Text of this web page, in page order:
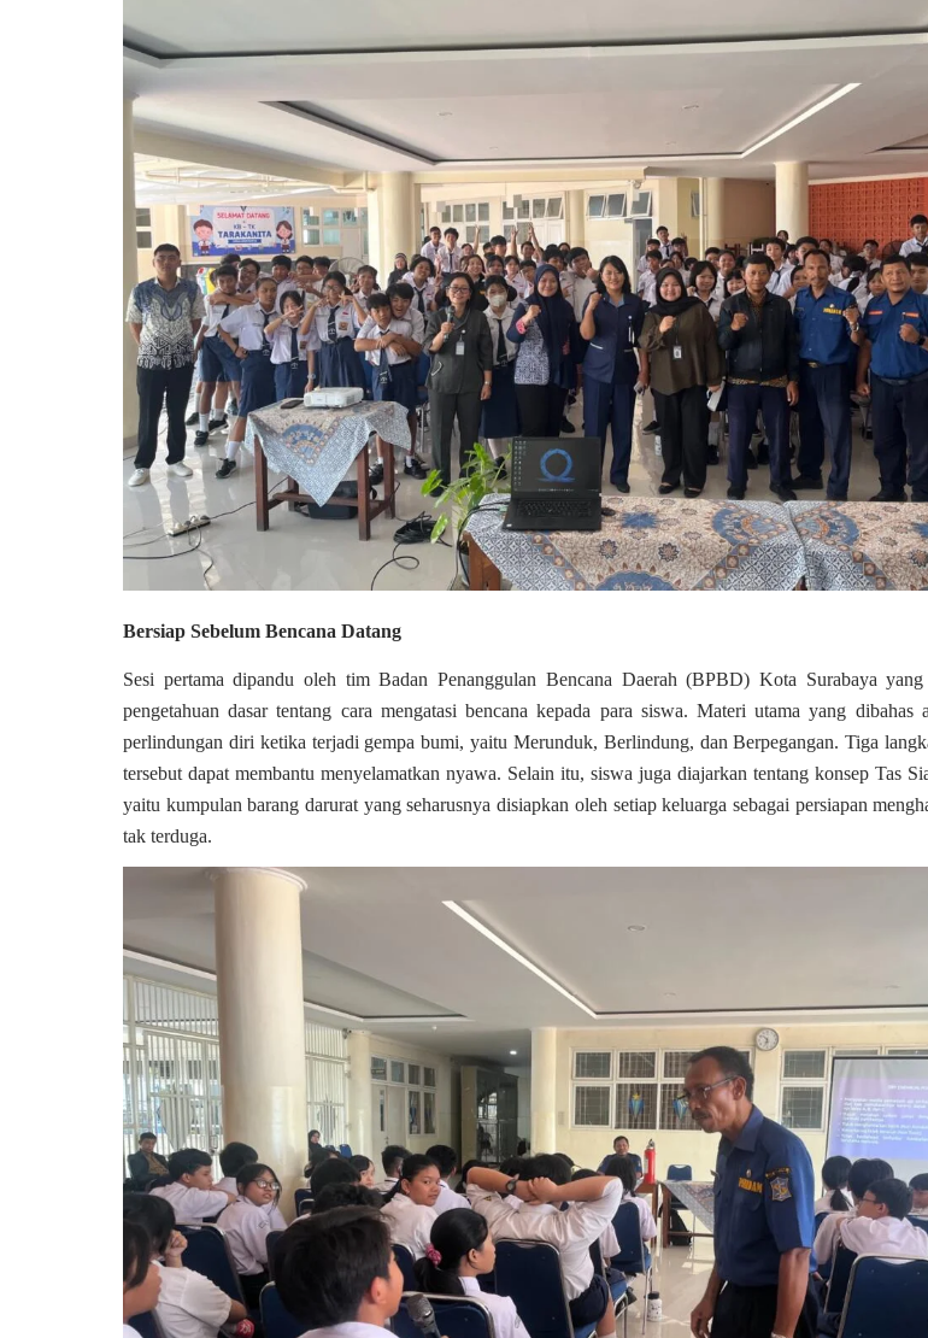
Bersiap Sebelum Bencana Datang
Sesi pertama dipandu oleh tim Badan Penanggulan Bencana Daerah (BPBD) Kota Surabaya yang
pengetahuan dasar tentang cara mengatasi bencana kepada para siswa. Materi utama yang dibahas
perlindungan diri ketika terjadi gempa bumi, yaitu Merunduk, Berlindung, dan Berpegangan. Tiga
tersebut dapat membantu menyelamatkan nyawa. Selain itu, siswa juga diajarkan tentang konsep Tas
yaitu kumpulan barang darurat yang seharusnya disiapkan oleh setiap keluarga sebagai persiapan
tak terduga.